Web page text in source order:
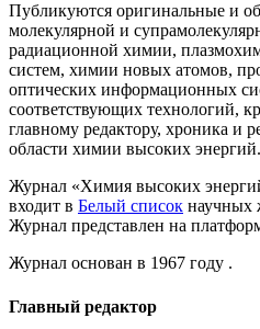
Публикуются оригинальные и
молекулярной и
радиационной химии,
систем, химии новых атомов,
оптических информационных
соответствующих технологий,
главному редактору, хроника и
области химии высоких энергий.
Журнал «Химия высоких
входит в Белый список научных
Журнал представлен на
Журнал основан в 1967 году .
Главный редактор